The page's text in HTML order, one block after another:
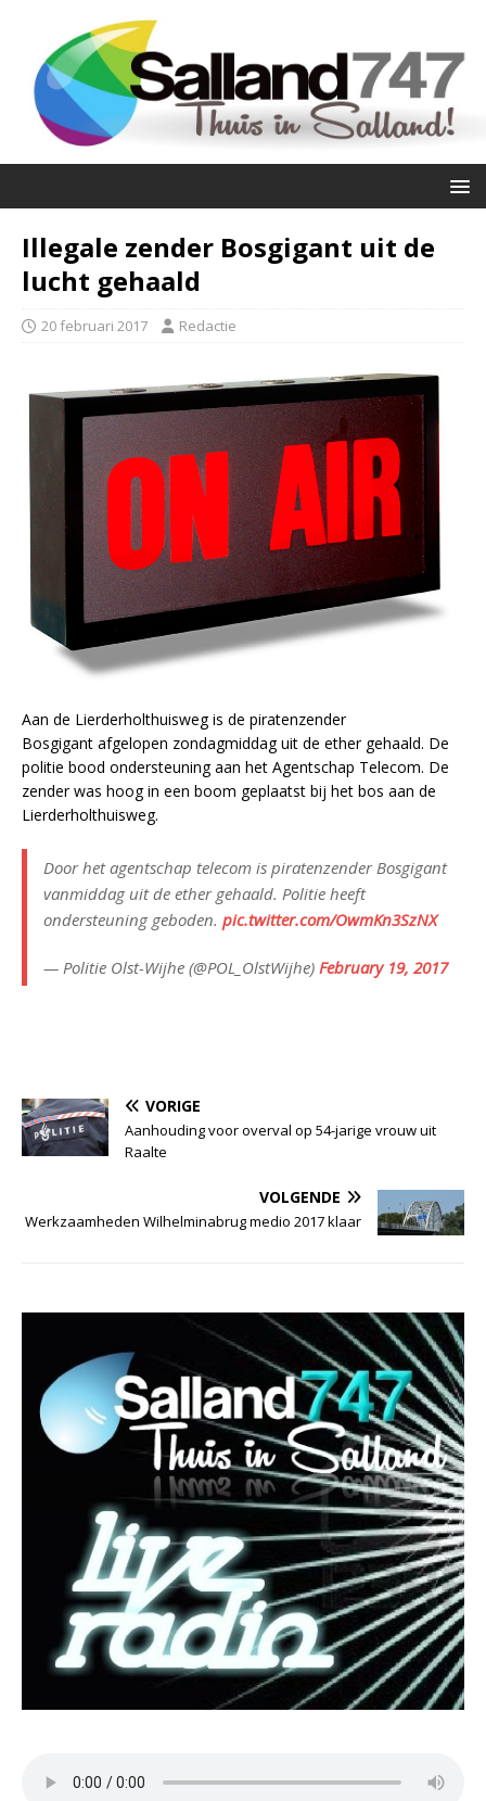
Illegale zender Bosgigant uit de
lucht gehaald
20 februari 2017 Redactie
Aan de Lierderholthuisweg is de piratenzender
Bosgigant afgelopen zondagmiddag uit de ether gehaald. De
politie bood ondersteuning aan het Agentschap Telecom. De
zender was hoog in een boom geplaatst bij het bos aan de
Lierderholthuisweg.
Door het agentschap telecom is piratenzender Bosgigant
vanmiddag uit de ether gehaald. Politie heeft
ondersteuning geboden. pic.twitter.com/OwmKn3SzNX
— Politie Olst-Wijhe (@POL_OlstWijhe) February 19, 2017
VORIGE
Aanhouding voor overval op 54-jarige vrouw uit
Raalte
VOLGENDE
Werkzaamheden Wilhelminabrug medio 2017 klaar